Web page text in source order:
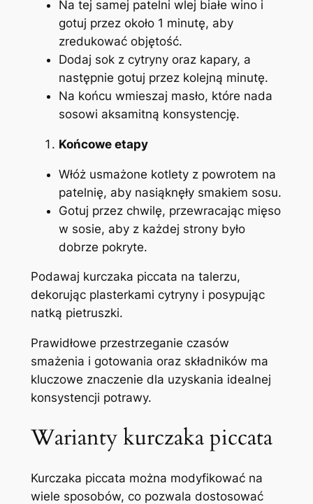
Na tej samej patelni wlej białe wino i
gotuj przez około 1 minutę, aby
zredukować objętość.
Dodaj sok z cytryny oraz kapary, a
następnie gotuj przez kolejną minutę.
Na końcu wmieszaj masło, które nada
sosowi aksamitną konsystencję.
Końcowe etapy
Włóż usmażone kotlety z powrotem na
patelnię, aby nasiąknęły smakiem sosu.
Gotuj przez chwilę, przewracając mięso
w sosie, aby z każdej strony było
dobrze pokryte.
Podawaj kurczaka piccata na talerzu,
dekorując plasterkami cytryny i posypując
natką pietruszki.
Prawidłowe przestrzeganie czasów
smażenia i gotowania oraz składników ma
kluczowe znaczenie dla uzyskania idealnej
konsystencji potrawy.
Warianty kurczaka piccata
Kurczaka piccata można modyfikować na
wiele sposobów, co pozwala dostosować